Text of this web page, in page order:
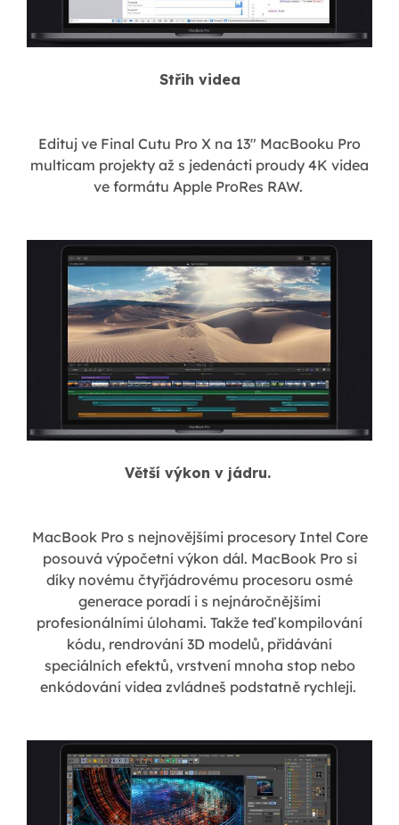
Střih videa
Edituj ve Final Cutu Pro X na 13" MacBooku Pro
multicam projekty až s jedenácti proudy 4K videa
ve formátu Apple ProRes RAW.
Větší výkon v jádru.
MacBook Pro s nejnovějšími procesory Intel Core
posouvá výpočetní výkon dál. MacBook Pro si
díky novému čtyřjádrovému procesoru osmé
generace poradí i s nejnáročnějšími
profesionálními úlohami. Takže teď kompilování
kódu, rendrování 3D modelů, přidávání
speciálních efektů, vrstvení mnoha stop nebo
enkódování videa zvládneš podstatně rychleji.